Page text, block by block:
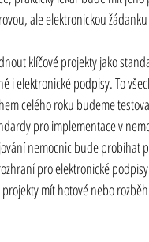
ale elektronickou
klíčové projekty jako
elektronické podpisy. To
celého roku budeme
pro implementace v
nemocnic bude probíhat
pro elektronické
mít hotové nebo